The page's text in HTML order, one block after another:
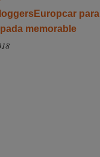
para
memorable